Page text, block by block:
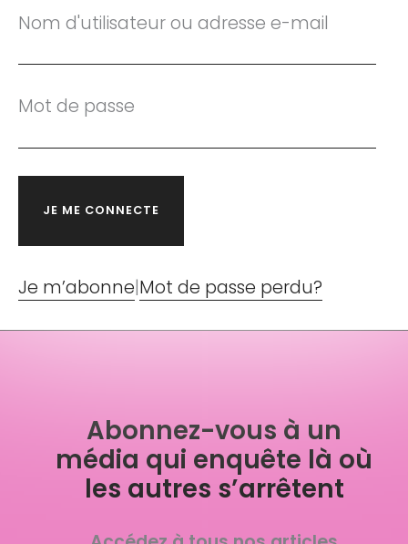
Nom d'utilisateur ou adresse e-mail
Mot de passe
Je m’abonne|Mot de passe perdu?
Abonnez-vous à un
média qui enquête là où
les autres s’arrêtent